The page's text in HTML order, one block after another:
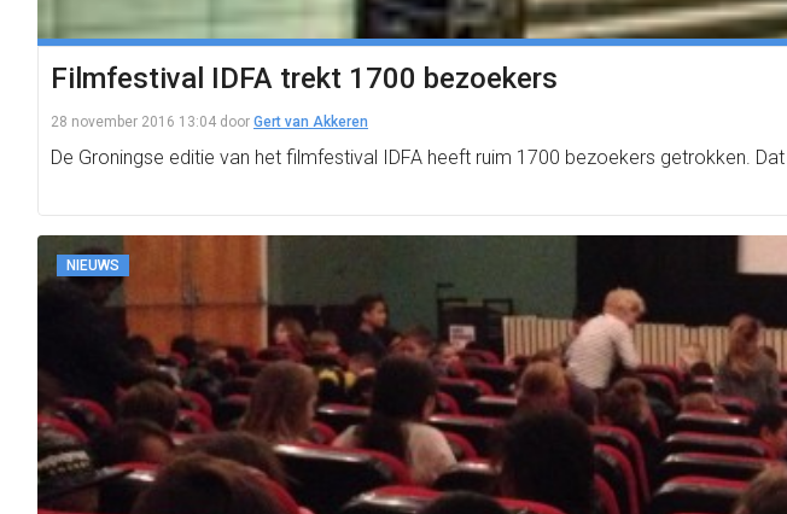
Filmfestival IDFA trekt 1700 bezoekers
28 november 2016 13:04 door Gert van Akkeren
De Groningse editie van het filmfestival IDFA heeft ruim 1700 bezoekers getrokken.
NIEUWS